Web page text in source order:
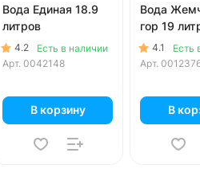
Вода Единая 18.9
литров
4.2
Есть в наличии
Арт. 0042148
В корзину
Вода
гор 19
4.1
Есть
Арт.
В